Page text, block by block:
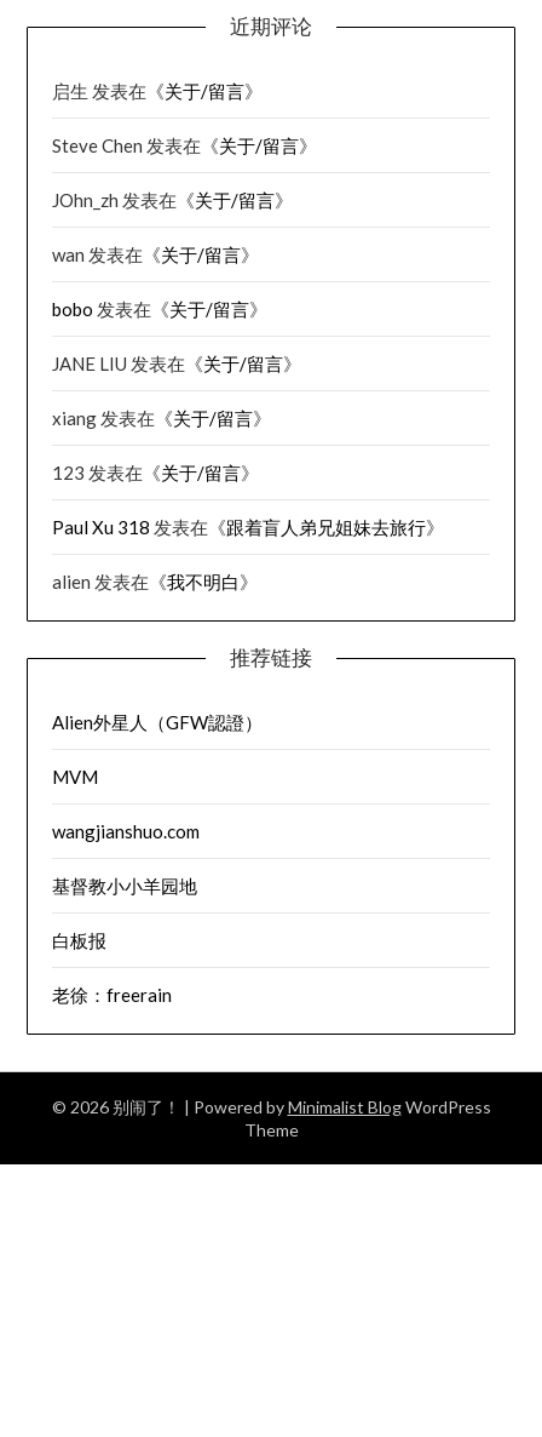
近期评论
启生 发表在《关于/留言》
Steve Chen 发表在《关于/留言》
JOhn_zh 发表在《关于/留言》
wan 发表在《关于/留言》
bobo 发表在《关于/留言》
JANE LIU 发表在《关于/留言》
xiang 发表在《关于/留言》
123 发表在《关于/留言》
Paul Xu 318 发表在《跟着盲人弟兄姐妹去旅行》
alien 发表在《我不明白》
推荐链接
Alien外星人（GFW認證）
MVM
wangjianshuo.com
基督教小小羊园地
白板报
老徐：freerain
© 2026 别闹了！ | Powered byMinimalist BlogWordPress
Theme